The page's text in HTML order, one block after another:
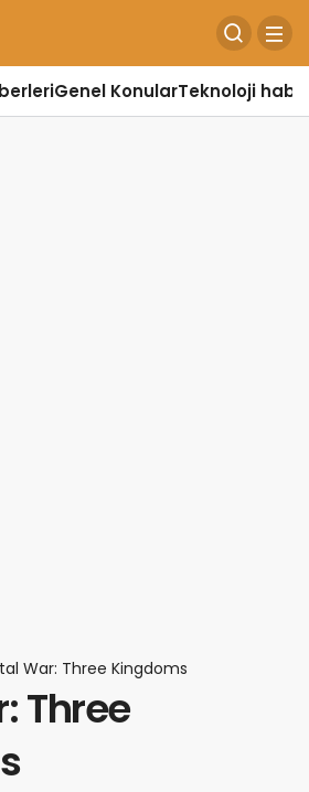
Genel KonularTeknoloji
War: Three Kingdoms
Three